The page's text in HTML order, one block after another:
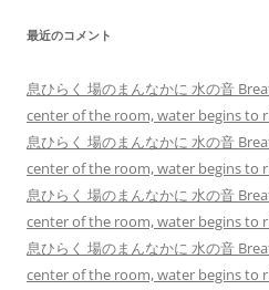
最近のコメント
息ひらく 場のまんなかに 水の音
center of the room, water begins to
息ひらく 場のまんなかに 水の音
center of the room, water begins to
息ひらく 場のまんなかに 水の音
center of the room, water begins to
息ひらく 場のまんなかに 水の音
center of the room, water begins to